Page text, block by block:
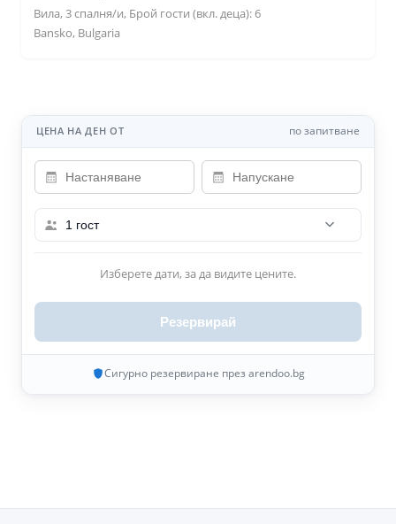
Вила, 3 спалня/и, Брой гости (вкл. деца): 6
Bansko, Bulgaria
ЦЕНА НА ДЕН ОТ по запитване
1 гост
Изберете дати, за да видите цените.
Резервирай
Сигурно резервиране през arendoo.bg